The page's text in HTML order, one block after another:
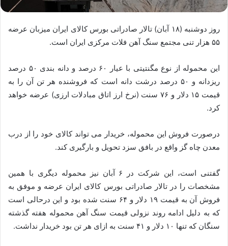
روز دوشنبه (۱۸ آبان) تالار صادراتی بورس کالای ایران میزبان عرضه
۵۵ هزار تنی مجتمع سنگ آهن فلات مرکزی ایران است.
این محموله از نوع مگنتیتی با عیار ۶۰ درصد و دانه بندی ۵۰ درصد
ریزدانه و ۵۰ درصد درشت دانه است که فروشنده هر تن آن را به
قیمت ۱۵ دلار و ۷۶ سنت (نرخ ارز اتاق مبادلات ارزی) عرضه خواهد
کرد.
درصورت فروش این محموله، خریدار می تواند کالای خود را از درب
معدن چاه گز واقع در بافق سزد تحویل و بارگیری کند.
گفتنی است، این شرکت در ۶ آبان نیز محموله دیگری با همین
مشخصات را در تالار صادراتی بورس کالای ایران عرضه و موفق به
فروش آن به قیمت ۱۹ دلار و ۶۴ سنت شده بود و این درحالی است
که به دلیل ادامه روند نزولی قیمت سنگ آهن محموله هفته گذشته
سنگان که تنها ۱۰ دلار و ۴۱ سنت به ازای هر تن بود خریدار نداشت.